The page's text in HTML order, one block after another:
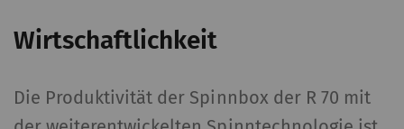
Wirtschaftlichkeit
Die Produktivität der Spinnbox der R 70 mit